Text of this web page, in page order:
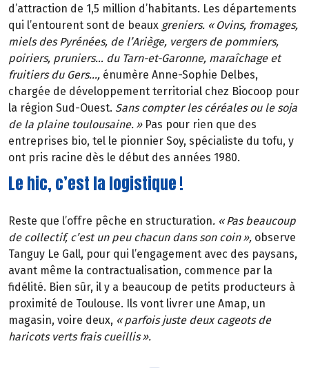
d ’attraction de 1,5 million d ’habitants. Les d épartements
qui l’entourent sont de beaux greniers. « Ovins, fromages,
miels des Pyrénées, de l’Ariège, vergers de pommiers,
poiriers, pruniers… du Tarn-et-Garonne, maraîchage et
fruitiers du Gers…, énumère Anne-Sophie Delbes,
chargée de développement territorial chez Biocoop pour
la région Sud-Ouest. Sans compter les céréales ou le soja
de la plaine toulousaine. » Pas pour rien que des
entreprises bio, tel le pionnier Soy, spécialiste du tofu, y
ont pris racine dès le début des années 1980.
Le hic, c’est la logistique !
Reste que l’offre pêche en structuration. « Pas beaucoup
de collectif, c’est un peu chacun dans son coin », observe
Tanguy Le Gall, pour qui l’engagement avec des paysans,
avant même la contractualisation, commence par la
fidélité. Bien sûr, il y a beaucoup de petits producteurs à
proximité de Toulouse. Ils vont livrer une Amap, un
magasin, voire deux, « parfois juste deux cageots de
haricots verts frais cueillis ».